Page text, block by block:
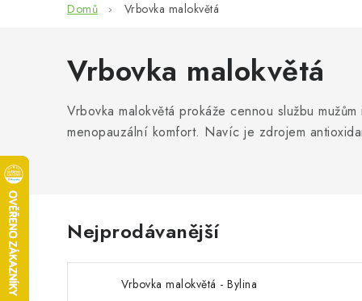
Domů Vrbovka malokvětá
Vrbovka malokvětá
Vrbovka malokvětá prokáže cennou službu
menopauzální komfort. Navíc je zdrojem
Nejprodávanější
Vrbovka malokvětá - Bylina